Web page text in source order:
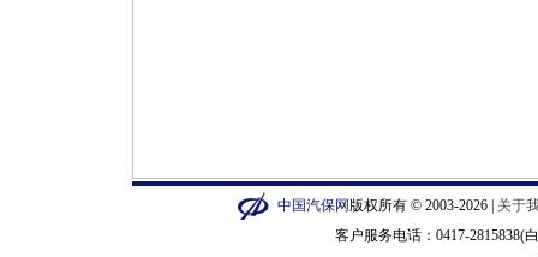
中国汽保网版权所有 © 2003-2026 | 关于
客户服务电话：0417-